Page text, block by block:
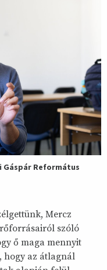
Gáspár Református
Mercz
szóló
ő maga mennyit
hogy az átlagnál